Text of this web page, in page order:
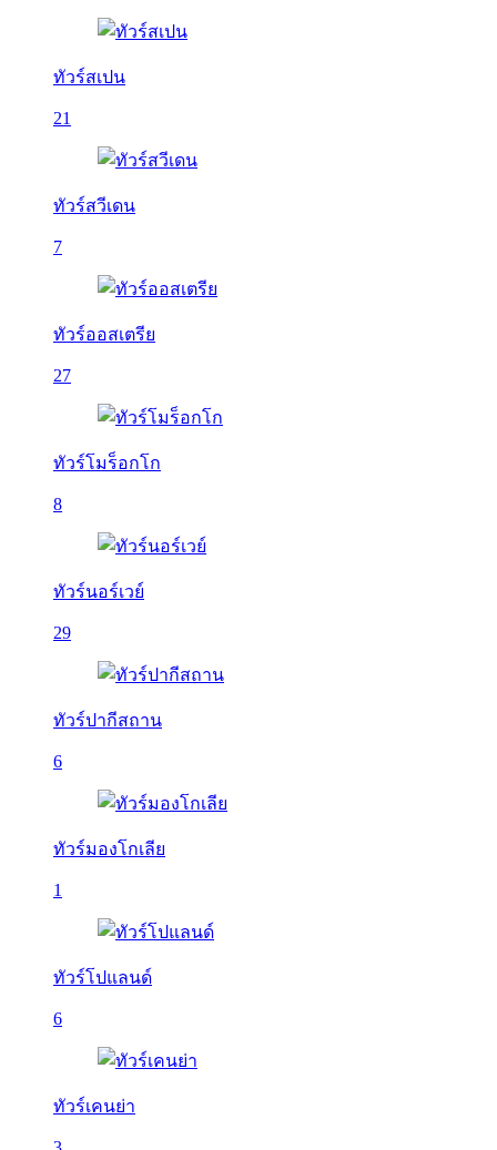
ทัวร์สเปน
21
ทัวร์สวีเดน
7
ทัวร์ออสเตรีย
27
ทัวร์โมร็อกโก
8
ทัวร์นอร์เวย์
29
ทัวร์ปากีสถาน
6
ทัวร์มองโกเลีย
1
ทัวร์โปแลนด์
6
ทัวร์เคนย่า